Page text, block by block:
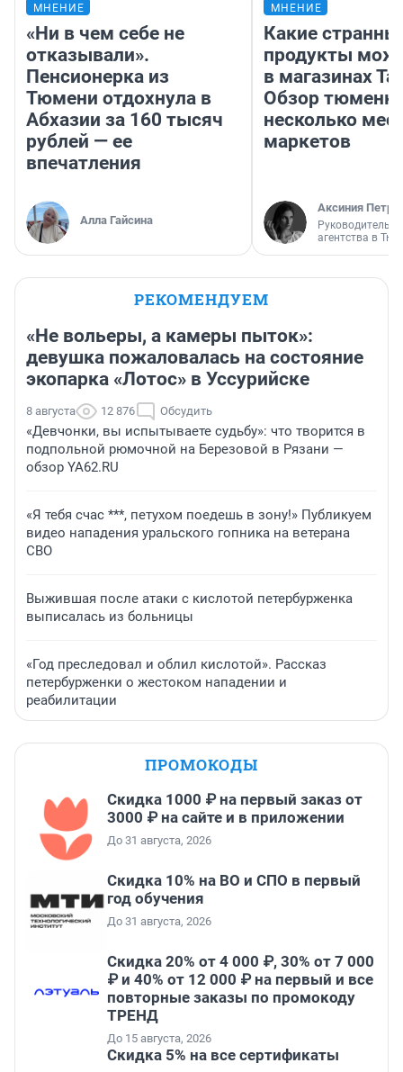
МНЕНИЕ
«Ни в чем себе не
отказывали».
Пенсионерка из
Тюмени отдохнула в
Абхазии за 160 тысяч
рублей — ее
впечатления
Алла Гайсина
МНЕНИЕ
Какие
продукты
в магазинах
Обзор
несколько
маркетов
Аксиния
Руководитель
агентства в
РЕКОМЕНДУЕМ
«Не вольеры, а камеры пыток»:
девушка пожаловалась на состояние
экопарка «Лотос» в Уссурийске
8 августа 12 876 Обсудить
«Девчонки, вы испытываете судьбу»: что творится в
подпольной рюмочной на Березовой в Рязани —
обзор YA62.RU
«Я тебя счас ***, петухом поедешь в зону!» Публикуем
видео нападения уральского гопника на ветерана
СВО
Выжившая после атаки с кислотой петербурженка
выписалась из больницы
«Год преследовал и облил кислотой». Рассказ
петербурженки о жестоком нападении и
реабилитации
ПРОМОКОДЫ
Скидка 1000 ₽ на первый заказ от
3000 ₽ на сайте и в приложении
До 31 августа, 2026
Скидка 10% на ВО и СПО в первый
год обучения
До 31 августа, 2026
Скидка 20% от 4 000 ₽, 30% от 7 000
₽ и 40% от 12 000 ₽ на первый и все
повторные заказы по промокоду
ТРЕНД
До 15 августа, 2026
Скидка 5% на все сертификаты